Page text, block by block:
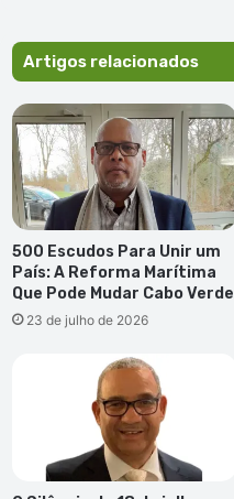
Artigos relacionados
500 Escudos Para Unir um
País: A Reforma Marítima
Que Pode Mudar Cabo Verde
23 de julho de 2026